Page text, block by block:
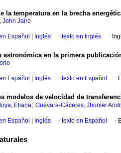
la temperatura en la brecha
John Jairo
Español Inglés · texto en Inglés ·
astronómica en la primera
Español Inglés · texto en Español ·
modelos de velocidad de
Eliana; Guevara-Cáceres, Jhonier
Español Inglés · texto en Español ·